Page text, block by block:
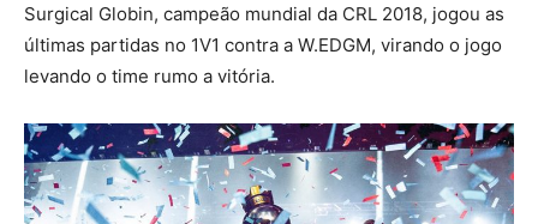
Surgical Globin, campeão mundial da CRL 2018, jogou as
últimas partidas no 1V1 contra a W.EDGM, virando o jogo
levando o time rumo a vitória.